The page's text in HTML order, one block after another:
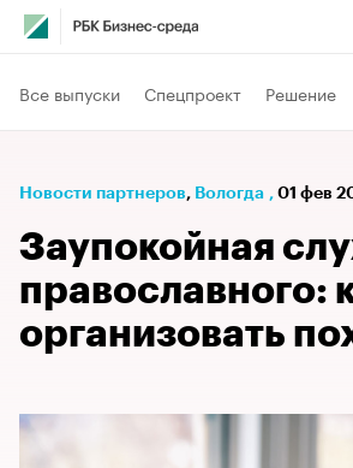
Все выпуски Спецпроект Решение
Новости партнеров⁠, Вологда , 01 фев
Заупокойная
православного:
организовать